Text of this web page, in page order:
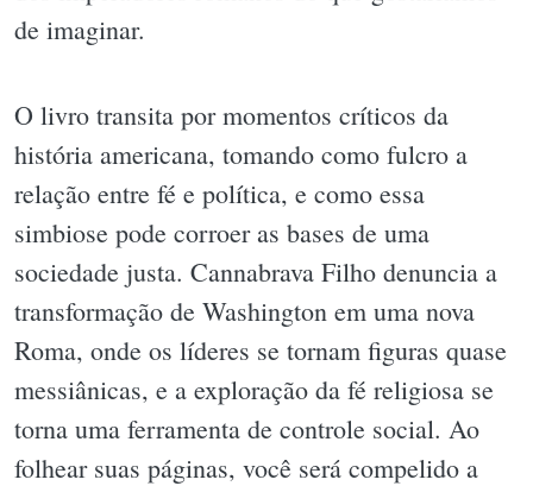
de imaginar.
O livro transita por momentos críticos da
história americana, tomando como fulcro a
relação entre fé e política, e como essa
simbiose pode corroer as bases de uma
sociedade justa. Cannabrava Filho denuncia a
transformação de Washington em uma nova
Roma, onde os líderes se tornam figuras quase
messiânicas, e a exploração da fé religiosa se
torna uma ferramenta de controle social. Ao
folhear suas páginas, você será compelido a